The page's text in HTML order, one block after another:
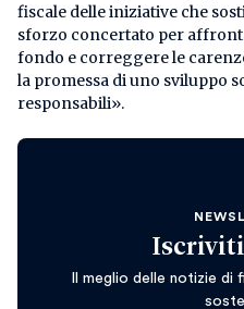
fiscale delle iniziative che
sforzo concertato per
fondo e correggere le
la promessa di uno sviluppo
responsabili».
Iscriviti
Il meglio delle notizie di